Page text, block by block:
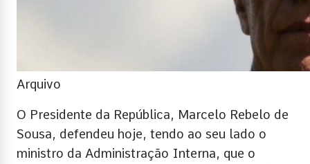
Arquivo
O Presidente da República, Marcelo Rebelo de
Sousa, defendeu hoje, tendo ao seu lado o
ministro da Administração Interna, que o